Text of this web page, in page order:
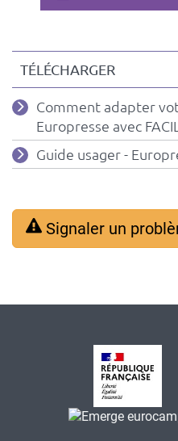
TÉLÉCHARGER
Fichiers
associés
(guides,
tuto,
Comment adapter
Europresse avec
Guide usager -
Signaler un